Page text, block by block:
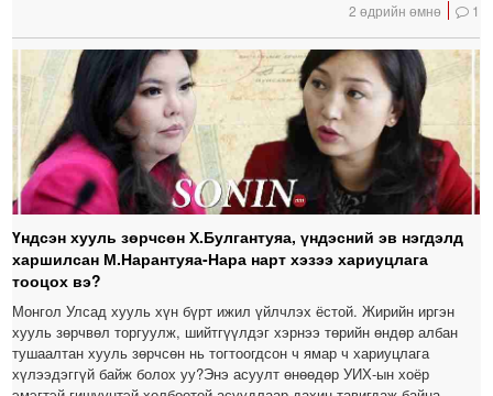
2 өдрийн өмнө 1
Үндсэн хууль зөрчсөн Х.Булгантуяа, үндэсний эв нэгдэлд
харшилсан М.Нарантуяа-Нара нарт хэзээ хариуцлага
тооцох вэ?
Монгол Улсад хууль хүн бүрт ижил үйлчлэх ёстой. Жирийн иргэн
хууль зөрчвөл торгуулж, шийтгүүлдэг хэрнээ төрийн өндөр албан
тушаалтан хууль зөрчсөн нь тогтоогдсон ч ямар ч хариуцлага
хүлээдэггүй байж болох уу?Энэ асуулт өнөөдөр УИХ-ын хоёр